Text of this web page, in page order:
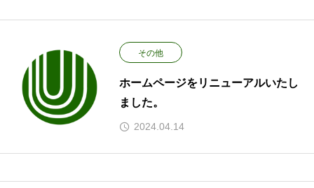
その他
ホームページをリニューアルいたし
ました。
2024.04.14